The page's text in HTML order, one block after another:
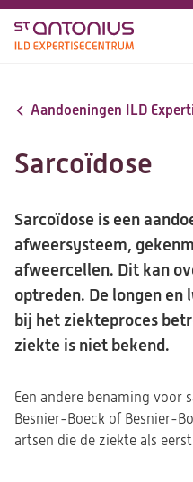
Overslaan
en
inhoud
Aandoeningen ILD
Sarcoïdose
Sarcoïdose is een
afweersysteem,
afweercellen. Dit kan
optreden. De longen
bij het ziekteproces
ziekte is niet bekend.
Een andere benaming voor
Besnier-Boeck of Besnier-
artsen die de ziekte als